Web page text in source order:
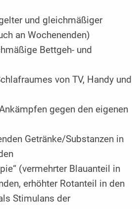
und gleichmäßiger
an Wochenenden)
Bettgeh- und
von TV, Handy und
gegen den eigenen
Getränke/Substanzen in
(vermehrter Blauanteil in
erhöhter Rotanteil in den
Stimulans der